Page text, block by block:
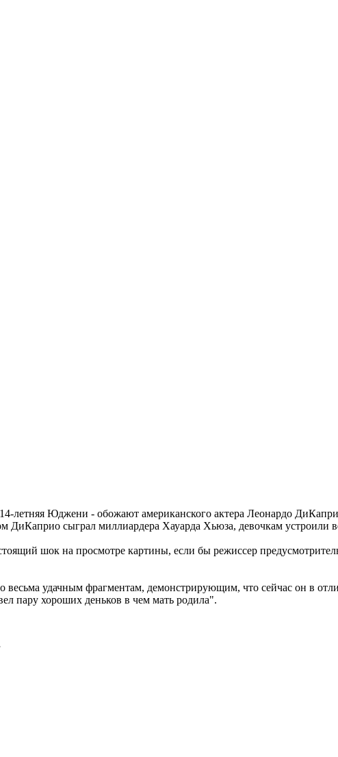
летняя Юджени - обожают американского актера Леонардо
сыграл миллиардера Хауарда Хьюза, девочкам устроили
шок на просмотре картины, если бы режиссер
удачным фрагментам, демонстрирующим, что сейчас он в
пару хороших деньков в чем мать родила".